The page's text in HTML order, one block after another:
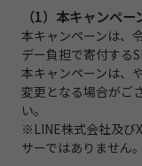
（1）本キャンペ
本キャンペーンは、
デー負担で寄付する
本キャンペーンは、
変更となる場合がご
い。
※LINE株式会社及び
サーではありません。